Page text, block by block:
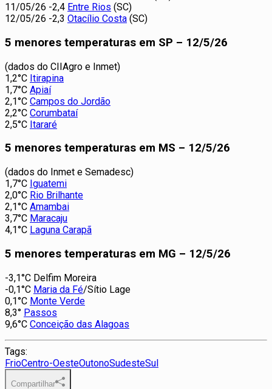
11/05/26 -2,4 Entre Rios (SC)
12/05/26 -2,3 Otacílio Costa (SC)
5 menores temperaturas em SP – 12/5/26
(dados do CIIAgro e Inmet)
1,2°C Itirapina
1,7°C Apiaí
2,1°C Campos do Jordão
2,2°C Corumbataí
2,5°C Itararé
5 menores temperaturas em MS – 12/5/26
(dados do Inmet e Semadesc)
1,7°C Iguatemi
2,0°C Rio Brilhante
2,1°C Amambai
3,7°C Maracaju
4,1°C Laguna Carapã
5 menores temperaturas em MG – 12/5/26
-3,1°C Delfim Moreira
-0,1°C Maria da Fé/Sítio Lage
0,1°C Monte Verde
8,3° Passos
9,6°C Conceição das Alagoas
Tags:
FrioCentro-OesteOutonoSudesteSul
Compartilhar